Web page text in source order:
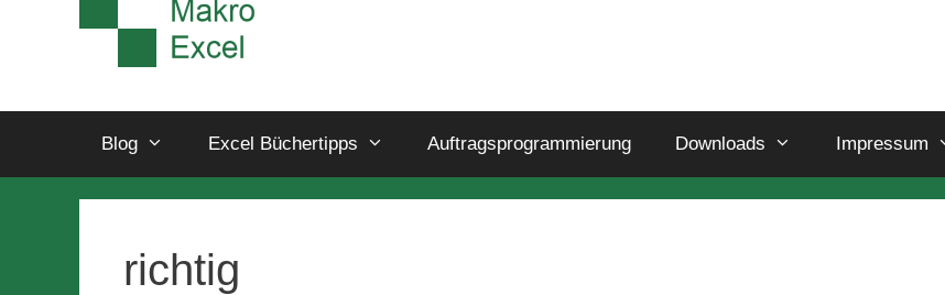
Blog Excel Büchertipps Auftragsprogrammierung Downloads Impressum
richtig